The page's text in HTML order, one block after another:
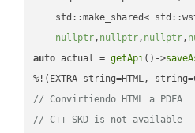
std::make_shared<
nullptr, nullptr, nullptr,
auto actual = getApi()->
// Convirtiendo HTML a PDFA
// C++ SKD is not available